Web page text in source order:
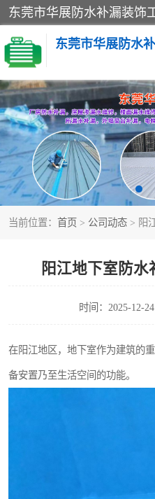
当前位置： 首页 > 公司动态 > 阳
阳江地下室防
时间：2025-12-24
在阳江地区，地下室作为建筑的
备安置乃至生活空间的功能。
楼面防水补漏
阳台卫生间防水补漏
金属房搭建及补漏